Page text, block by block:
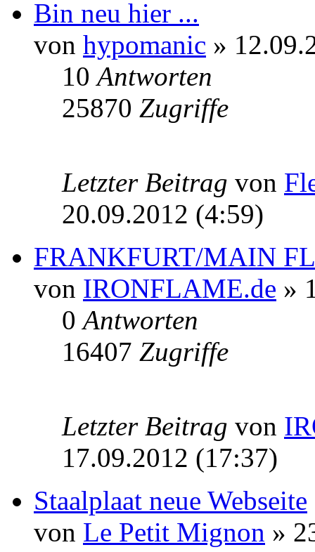
Bin neu hier ...
von hypomanic »
10Antworten
25870 Zugriffe
Letzter Beitrag von
20.09.2012 (4:59)
FRANKFURT/MAIN
von IRONFLAME.de »
0Antworten
16407 Zugriffe
Letzter Beitrag von
17.09.2012 (17:37)
Staalplaat neue Webseite
von Le Petit Mignon »